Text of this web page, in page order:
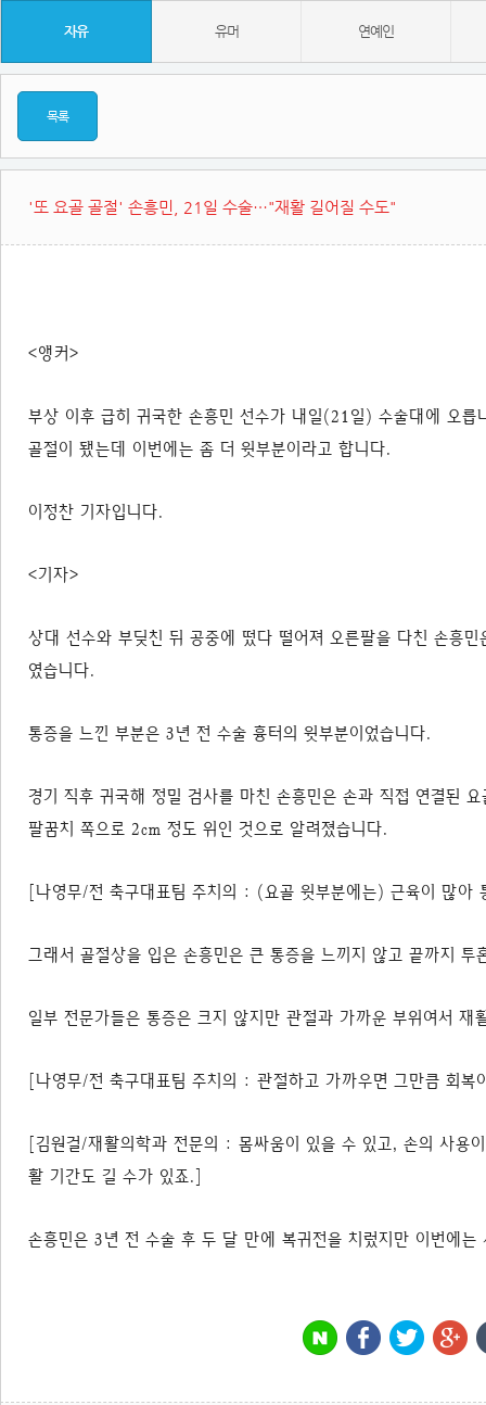
자유 유머 연예인
목록
'또 요골 골절' 손흥민, 21일 수술…"재활 길어질 수도"
<앵커>
부상 이후 급히 귀국한 손흥민 선수가 내일(21일) 수술대에 오
골절이 됐는데 이번에는 좀 더 윗부분이라고 합니다.
이정찬 기자입니다.
<기자>
상대 선수와 부딪친 뒤 공중에 떴다 떨어져 오른팔을 다친 손흥
였습니다.
통증을 느낀 부분은 3년 전 수술 흉터의 윗부분이었습니다.
경기 직후 귀국해 정밀 검사를 마친 손흥민은 손과 직접 연결된
팔꿈치 쪽으로 2cm 정도 위인 것으로 알려졌습니다.
[나영무/전 축구대표팀 주치의 : (요골 윗부분에는) 근육이 많아
그래서 골절상을 입은 손흥민은 큰 통증을 느끼지 않고 끝까지
일부 전문가들은 통증은 크지 않지만 관절과 가까운 부위여서
[나영무/전 축구대표팀 주치의 : 관절하고 가까우면 그만큼 회
[김원걸/재활의학과 전문의 : 몸싸움이 있을 수 있고, 손의 사용
활 기간도 길 수가 있죠.]
손흥민은 3년 전 수술 후 두 달 만에 복귀전을 치렀지만 이번에